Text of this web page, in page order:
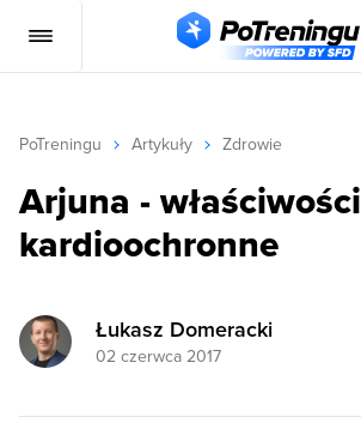
PoTreningu Artykuły Zdrowie
Arjuna - właściwości
kardioochronne
Łukasz Domeracki
02 czerwca 2017